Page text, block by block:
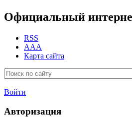
Официальный
RSS
AAA
Карта сайта
Войти
Авторизация